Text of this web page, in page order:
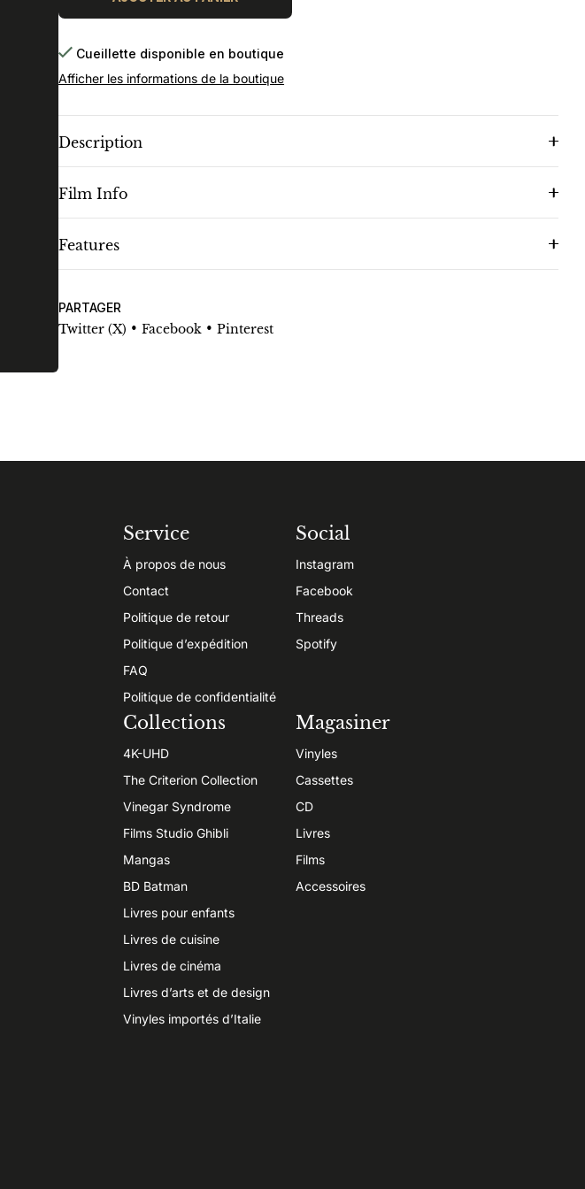
Cueillette disponible en boutique
Afficher les informations de la boutique
Description
Film Info
Features
PARTAGER
Twitter (X) • Facebook • Pinterest
Service
À propos de nous
Contact
Politique de retour
Politique d’expédition
FAQ
Politique de confidentialité
Social
Instagram
Facebook
Threads
Spotify
Collections
4K-UHD
The Criterion Collection
Vinegar Syndrome
Films Studio Ghibli
Mangas
BD Batman
Livres pour enfants
Livres de cuisine
Livres de cinéma
Livres d’arts et de design
Vinyles importés d’Italie
Magasiner
Vinyles
Cassettes
CD
Livres
Films
Accessoires